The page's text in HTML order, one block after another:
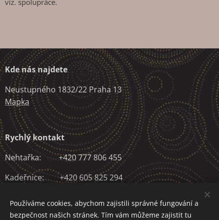
viz. spolupráce.
Kde nás najdete
Neustupného 1832/22 Praha 13
Mapka
Rychlý kontakt
Nehtařka: +420 777 806 455
Kadeřnice: +420 605 825 294
Epilace: +420 775 696 496
Používáme cookies, abychom zajistili správné fungování a
bezpečnost našich stránek. Tím vám můžeme zajistit tu